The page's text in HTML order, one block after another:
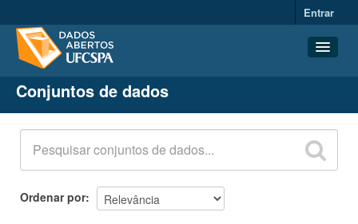
Entrar
Conjuntos de dados
Organizações
Grupos
Sobre
Conjuntos de dados
Ordenar por